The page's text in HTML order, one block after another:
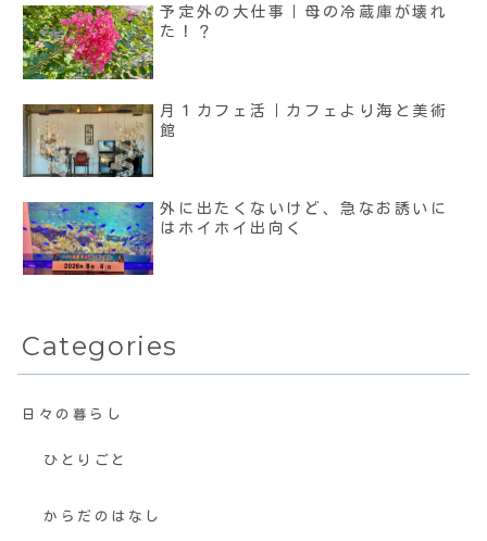
予定外の大仕事｜母の冷蔵庫が壊れ
た！？
月１カフェ活｜カフェより海と美術
館
外に出たくないけど、急なお誘いに
はホイホイ出向く
Categories
日々の暮らし
ひとりごと
からだのはなし